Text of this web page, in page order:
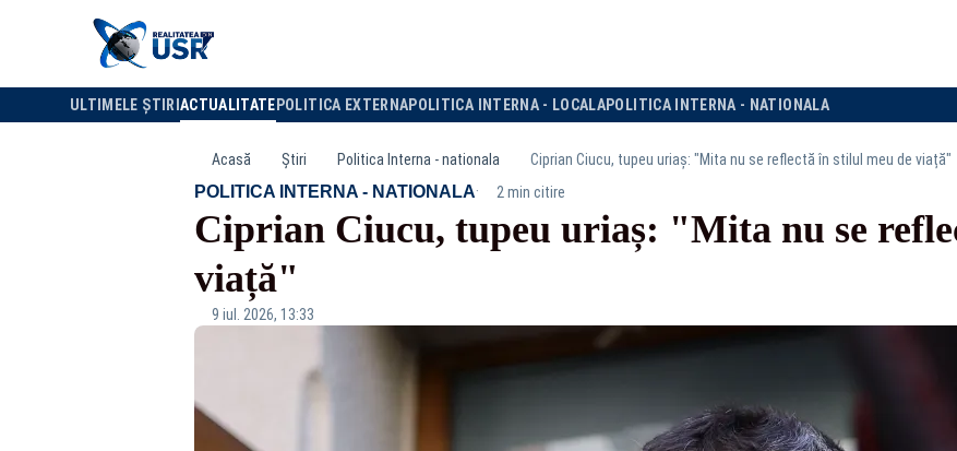
ULTIMELE ȘTIRI ACTUALITATE POLITICA EXTERNAPOLITICA INTERNA - LOCALAPOLITICA INTERNA - NATIONALA
Acasă Știri Politica Interna - nationala Ciprian Ciucu, tupeu uriaș: "Mita nu se reflectă în stilul meu de viață"
POLITICA INTERNA - NATIONALA· 2 min citire
Ciprian Ciucu, tupeu uriaș: "Mita nu se
viață"
9 iul. 2026, 13:33